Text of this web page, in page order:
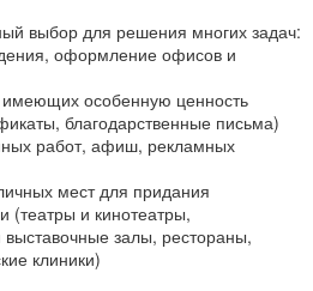
выбор для решения многих задач:
оформление офисов и
особенную ценность
благодарственные письма)
работ, афиш, рекламных
мест для придания
и кинотеатры,
залы, рестораны,
клиники)